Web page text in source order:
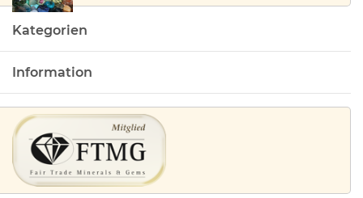
Kategorien
Information